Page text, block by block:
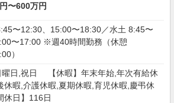
〜600万円
〜12:30、15:00〜18:30／水土 8:45〜
〜17:00 ※週40時間勤務（休憩
）
曜日,祝日 【休暇】年末年始,年次有給休
休暇,介護休暇,夏期休暇,育児休暇,慶弔休
日】116日